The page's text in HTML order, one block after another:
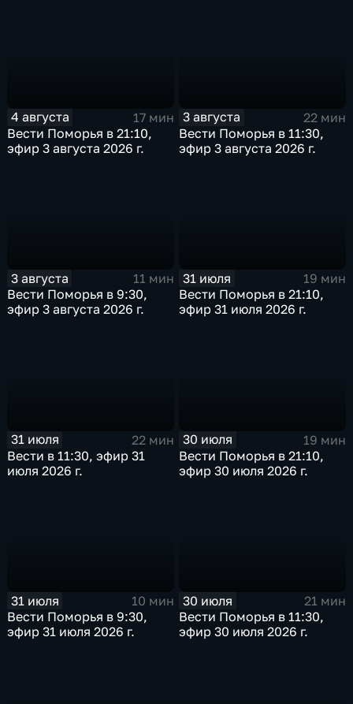
4 августа
17 мин
Вести Поморья в 21:10,
эфир 3 августа 2026 г.
3 августа
22 мин
Вести Поморья в 11:30,
эфир 3 августа 2026 г.
3 августа
11 мин
Вести Поморья в 9:30,
эфир 3 августа 2026 г.
31 июля
19 мин
Вести Поморья в 21:10,
эфир 31 июля 2026 г.
31 июля
22 мин
Вести в 11:30, эфир 31
июля 2026 г.
30 июля
19 мин
Вести Поморья в 21:10,
эфир 30 июля 2026 г.
31 июля
10 мин
Вести Поморья в 9:30,
эфир 31 июля 2026 г.
30 июля
21 мин
Вести Поморья в 11:30,
эфир 30 июля 2026 г.